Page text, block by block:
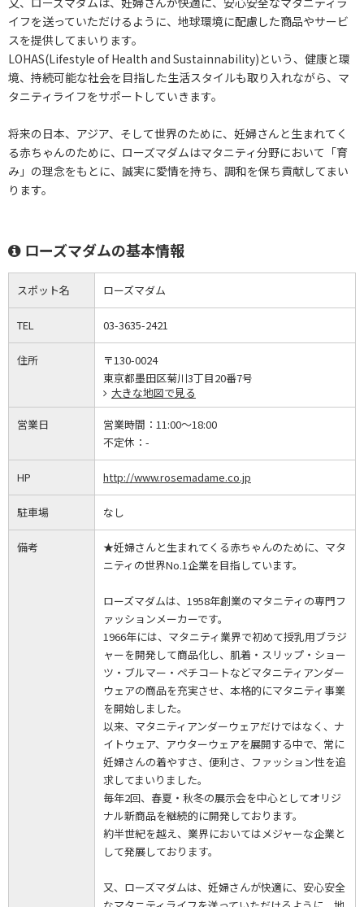
イフを送っていただけるように、地球環境に配慮した商品やサービ
スを提供してまいります。
LOHAS(Lifestyle of Health and Sustainnability)という、健康と環
境、持続可能な社会を目指した生活スタイルも取り入れながら、マ
タニティライフをサポートしていきます。
将来の日本、アジア、そして世界のために、妊婦さんと生まれてく
る赤ちゃんのために、ローズマダムはマタニティ分野において「育
み」の理念をもとに、誠実に愛情を持ち、調和を保ち貢献してまい
ります。
ローズマダムの基本情報
スポット名 ローズマダム
TEL 03-3635-2421
住所
〒130-0024
東京都墨田区菊川3丁目20番7号
大きな地図で見る
営業日 営業時間： 11:00～18:00
不定休： -
HP http://www.rosemadame.co.jp
駐車場 なし
備考
★妊婦さんと生まれてくる赤ちゃんのために、マタ
ニティの世界No.1企業を目指しています。
ローズマダムは、1958年創業のマタニティの専門フ
ァッションメーカーです。
1966年には、マタニティ業界で初めて授乳用ブラジ
ャーを開発して商品化し、肌着・スリップ・ショー
ツ・ブルマー・ペチコートなどマタニティアンダー
ウェアの商品を充実させ、本格的にマタニティ事業
を開始しました。
以来、マタニティアンダーウェアだけではなく、ナ
イトウェア、アウターウェアを展開する中で、常に
妊婦さんの着やすさ、便利さ、ファッション性を追
求してまいりました。
毎年2回、春夏・秋冬の展示会を中心としてオリジ
ナル新商品を継続的に開発しております。
約半世紀を越え、業界においてはメジャーな企業と
して発展しております。
又、ローズマダムは、妊婦さんが快適に、安心安全